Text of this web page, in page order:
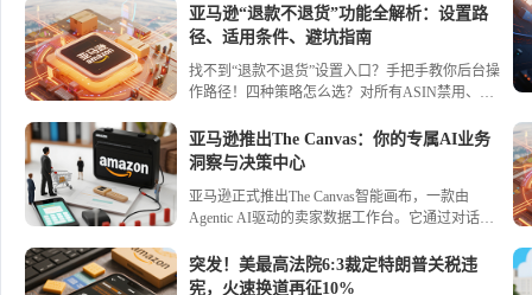
级；全国首票“TIR+保税”模式落地，西安开通多式
联运直达中亚新通道。平台方面，亚马逊推行
站保证金翻倍并上线账号健康评分；Shopee新加坡
站商城新绩效规则生效。进口监管转向前置清退，
个，对加拿大油菜籽、日本加拿大卤化丁基橡胶开
征反倾销税。
亚马逊“退款不退货”功能全解析：设置路
径、适用条件、避坑指南
找不到“退款不退货”设置入口？手把手教你后台操
作路径！四种策略怎么选？对所有ASIN禁用、为
配——一文讲透优缺点。附低货值/中价商品开启
建议、部分退款折中方案，让退货成本可控，利润
亚马逊推出The Canvas：你的专属AI业务
洞察与决策中心
亚马逊正式推出The Canvas智能画布，一款由
Agentic AI驱动的卖家数据工作台。它通过对话式
数据分析几秒完成，并提供 actionable 的运营建
议，帮助卖家科学决策，实现高效增长。立即了解
突发！美最高法院6:3裁定特朗普关税违
宪，火速换道再征10%